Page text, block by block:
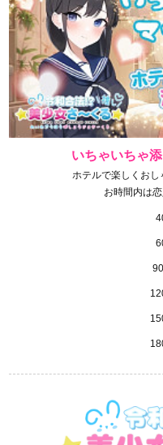
いちゃいちゃ
ホテルで楽しくおし
お時間内は
90